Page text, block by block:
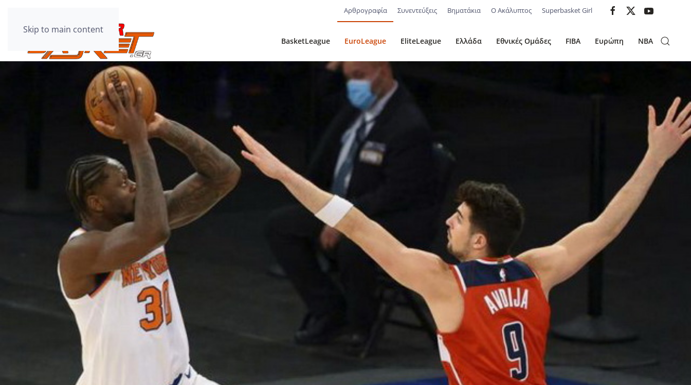
Skip to main content
Αρθρογραφία Συνεντεύξεις Βηματάκια Ο Ακάλυπτος Superbasket Girl
BasketLeague EuroLeague EliteLeague Ελλάδα Εθνικές Ομάδες FIBA Ευρώπη NBA